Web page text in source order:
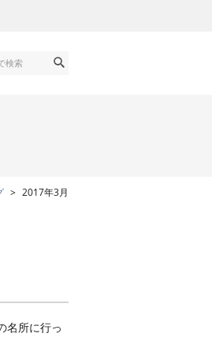
2017年3月
名所に行っ